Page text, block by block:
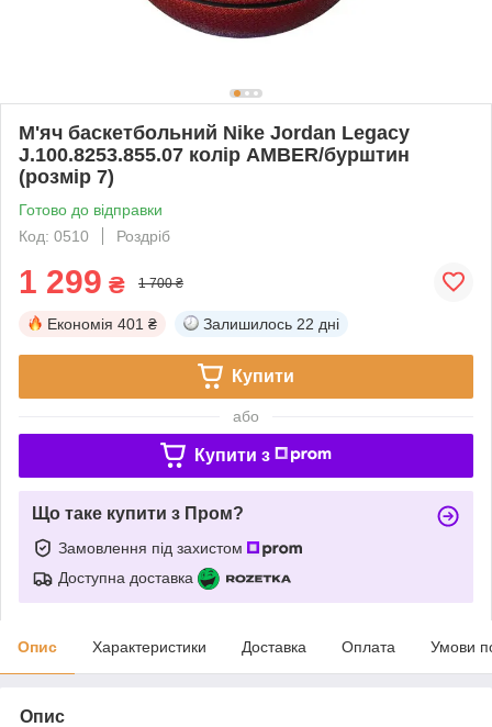
М'яч баскетбольний Nike Jordan Legacy
J.100.8253.855.07 колір AMBER/бурштин
(розмір 7)
Готово до відправки
Код: 0510
Роздріб
1 299 ₴ 1 700 ₴
Економія 401 ₴ Залишилось 22 дні
Купити
або
Купити з
Що таке купити з Пром?
Замовлення під захистом
Доступна доставка
Опис Характеристики Доставка Оплата Умови
Опис